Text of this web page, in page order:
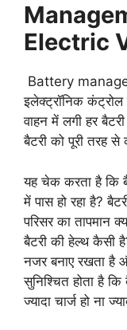
Electric
Battery
इलेक्ट्रॉनिक कंट्रोल
वाहन में लगी हर
बैटरी को पूरी तरह
यह चेक करता है कि
में पास हो रहा है?
परिसर का तापमान
बैटरी की हेल्थ कैसी
नजर बनाए रखता है
सुनिश्चित होता है
ज्यादा चार्ज हो ना